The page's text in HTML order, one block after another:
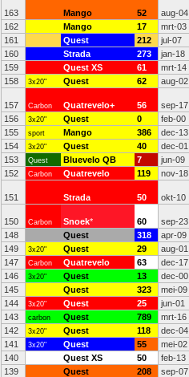
163 Mango 52 aug-04
162
Mango 17 mrt-03
161
Quest 212 jul-07
160
Strada 273 jan-18
159
Quest XS 61 mrt-14
158
3x20" Quest 62 aug-02
157 Carbon Quatrevelo+ 56 sep-17
156
3x20" Quest 0 feb-00
155
sport Mango 386 dec-13
154
3x20" Quest 40 dec-01
153
Quest Bluevelo QB 7 jun-09
152
Carbon Quatrevelo 119 nov-18
151 Strada 50 okt-10
150 Carbon Snoek* 60 sep-23
148
Quest 318 apr-09
149
3x20" Quest 29 aug-01
147
Carbon Quatrevelo 63 dec-17
146
3x20" Quest 13 dec-00
145
Quest 323 mei-09
144
3x20" Quest 25 jun-01
143
carbon Quest 789 mrt-16
142
3x20" Quest 118 dec-04
141
3x20" Quest 55 mei-02
140
Quest XS 50 feb-13
139
Quest 208 sep-07